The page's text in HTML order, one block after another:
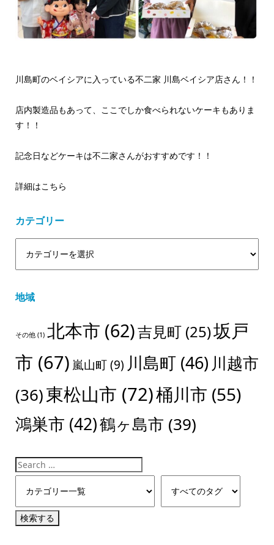
川島町のベイシアに入っている不二家 川島ベイシア店さん！！
店内製造品もあって、ここでしか食べられないケーキもありま
す！！
記念日などケーキは不二家さんがおすすめです！！
詳細はこちら
カテゴリー
地域
その他(1) 北本市 (62)吉見町(25)坂戸
市 (67) 嵐山町(9) 川島町(46) 川越市
(36)東松山市 (72)桶川市 (55)
鴻巣市 (42)鶴ヶ島市 (39)